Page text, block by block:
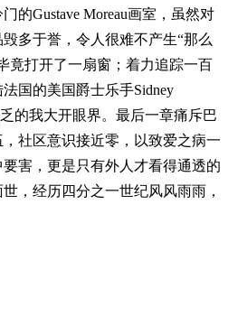
的Gustave Moreau画室，虽然对
多于誉，令人很难不产生“那么
竟打开了一扇窗；着力追踪一百
国的美国爵士乐手Sidney
的我大开眼界。最后一章痛斥巴
社区意识接近零，以致爱之病一
害，更是只有外人才看得通透的
，经历四分之一世纪风风雨雨，